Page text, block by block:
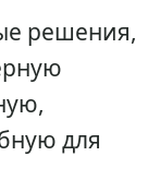
решения,
для